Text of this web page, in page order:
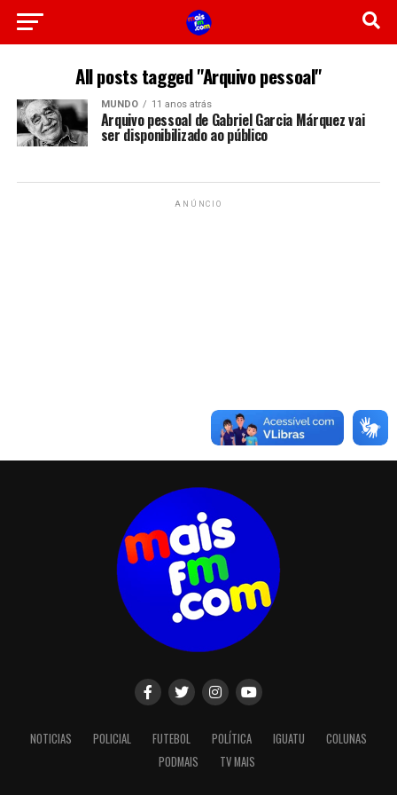
All posts tagged "Arquivo pessoal"
MUNDO 11 anos atrás
Arquivo pessoal de Gabriel Garcia Márquez vai
ser disponibilizado ao público
ANÚNCIO
NOTICIAS POLICIAL FUTEBOL POLÍTICA IGUATU
COLUNAS
PODMAIS
TV MAIS